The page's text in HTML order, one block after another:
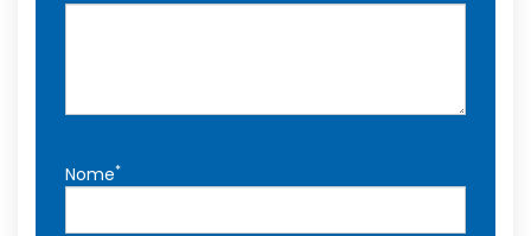
Nome*